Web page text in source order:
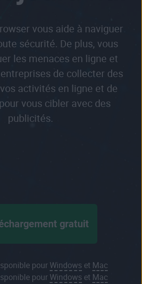
vous aide à naviguer
sécurité. De plus, vous
les menaces en ligne et
de collecter des
activités en ligne et de
vous cibler avec des
publicités.
gratuit
pour Windows et Mac
pour Windows et Mac